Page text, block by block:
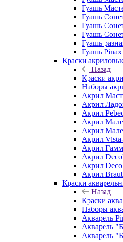
Гуашь
Гуашь
Гуашь
Гуашь
Гуашь
Гуашь
Краски
Назад
Краски
Наборы
Акрил
Акрил
Акрил
Акрил
Акрил
Акрил
Акрил
Акрил
Акрил
Акрил
Краски
Назад
Краски
Наборы
Акварель
Акварель
Акварель